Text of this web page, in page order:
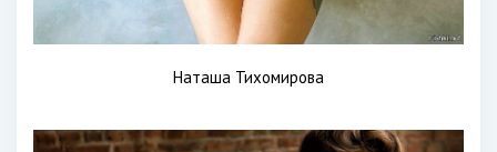
Наташа Тихомирова